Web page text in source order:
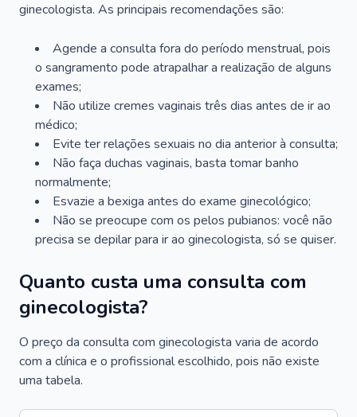
ginecologista. As principais recomendações são:
Agende a consulta fora do período menstrual, pois
o sangramento pode atrapalhar a realização de alguns
exames;
Não utilize cremes vaginais três dias antes de ir ao
médico;
Evite ter relações sexuais no dia anterior à consulta;
Não faça duchas vaginais, basta tomar banho
normalmente;
Esvazie a bexiga antes do exame ginecológico;
Não se preocupe com os pelos pubianos: você não
precisa se depilar para ir ao ginecologista, só se quiser.
Quanto custa uma consulta com
ginecologista?
O preço da consulta com ginecologista varia de acordo
com a clínica e o profissional escolhido, pois não existe
uma tabela.